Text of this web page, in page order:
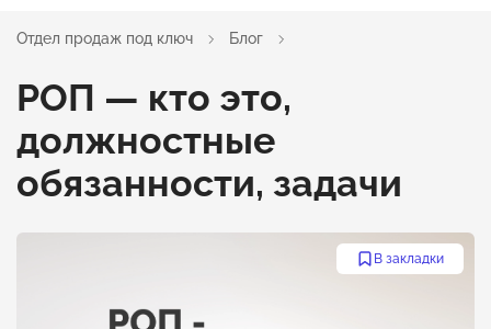
Отдел продаж под ключ Блог
РОП — кто это,
должностные
обязанности, задачи
В закладки